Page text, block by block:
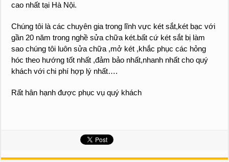
cao nhất tại Hà Nội.
Chúng tôi là các chuyên gia trong lĩnh vực két sắt,két bạc với
gần 20 năm trong nghề sửa chữa két.bất cứ két sắt bị làm
sao chúng tôi luôn sửa chữa ,mở két ,khắc phục các hỏng
hóc theo hướng tốt nhất ,đảm bảo nhất,nhanh nhất cho quý
khách với chi phí hợp lý nhất….
Rất hân hạnh được phục vụ quý khách